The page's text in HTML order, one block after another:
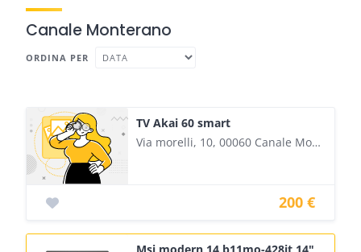
Canale Monterano
ORDINA PER
TV Akai 60 smart
Via morelli, 10, 00060 Canale Monterano RM, Italia
200 €